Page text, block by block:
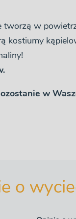
w
kostiumy
w
o